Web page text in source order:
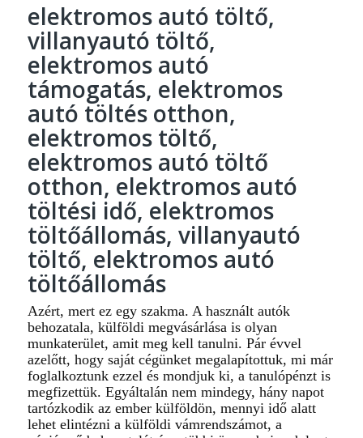
elektromos autó töltő,
villanyautó töltő,
elektromos autó
támogatás, elektromos
autó töltés otthon,
elektromos töltő,
elektromos autó töltő
otthon, elektromos autó
töltési idő, elektromos
töltőállomás, villanyautó
töltő, elektromos autó
töltőállomás
Azért, mert ez egy szakma. A használt autók
behozatala, külföldi megvásárlása is olyan
munkaterület, amit meg kell tanulni. Pár évvel
azelőtt, hogy saját cégünket megalapítottuk, mi már
foglalkoztunk ezzel és mondjuk ki, a tanulópénzt is
megfizettük. Egyáltalán nem mindegy, hány napot
tartózkodik az ember külföldön, mennyi idő alatt
lehet elintézni a külföldi vámrendszámot, a